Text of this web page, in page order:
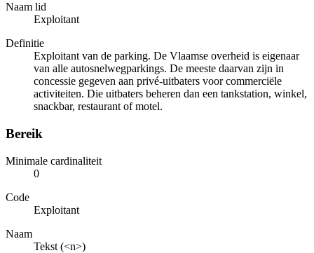
Naam lid
Exploitant
Definitie
Exploitant van de parking. De Vlaamse overheid is eigenaar
van alle autosnelwegparkings. De meeste daarvan zijn in
concessie gegeven aan privé-uitbaters voor commerciële
activiteiten. Die uitbaters beheren dan een tankstation, winkel,
snackbar, restaurant of motel.
Bereik
Minimale cardinaliteit
0
Code
Exploitant
Naam
Tekst (<n>)